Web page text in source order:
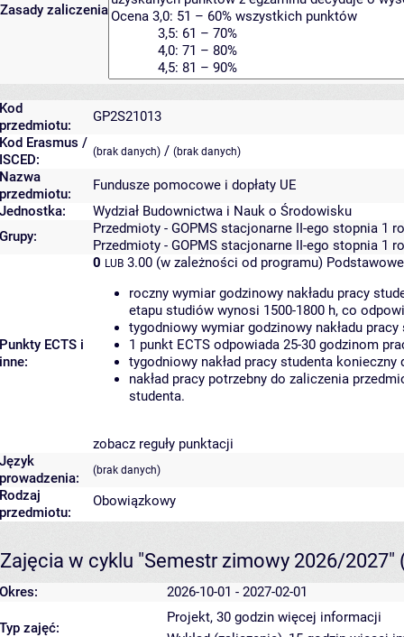
Zasady zaliczenia
Kod
przedmiotu:
GP2S21013
Kod Erasmus /
ISCED:
(brak danych) / (brak danych)
Nazwa
przedmiotu:
Fundusze pomocowe i dopłaty UE
Jednostka:
Wydział Budownictwa i Nauk o Środowisku
Grupy:
Przedmioty - GOPMS stacjonarne II-ego stopnia 1
Przedmioty - GOPMS stacjonarne II-ego stopnia 1
Punkty ECTS i
inne:
0 LUB 3.00 (w zależności od programu)
roczny wymiar godzinowy nakładu pracy
etapu studiów wynosi 1500-1800 h, co
tygodniowy wymiar godzinowy nakładu
1 punkt ECTS odpowiada 25-30 godzinom
tygodniowy nakład pracy studenta
nakład pracy potrzebny do zaliczenia
studenta.
zobacz reguły punktacji
Język
prowadzenia:
(brak danych)
Rodzaj
przedmiotu:
Obowiązkowy
Zajęcia w cyklu "Semestr zimowy 2026/2027"
Okres: 2026-10-01 - 2027-02-01
Typ zajęć:
Projekt, 30 godzin więcej informacji